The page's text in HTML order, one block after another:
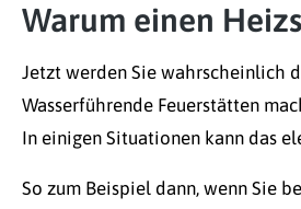
Warum einen
Jetzt werden Sie wahrscheinlich
Wasserführende Feuerstätten
In einigen Situationen kann das
So zum Beispiel dann, wenn Sie